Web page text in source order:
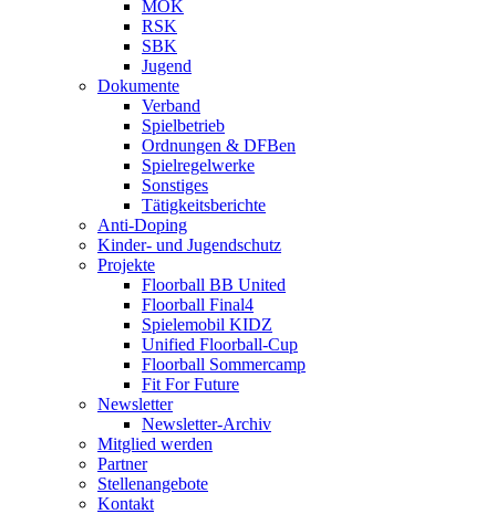
MÖK
RSK
SBK
Jugend
Dokumente
Verband
Spielbetrieb
Ordnungen & DFBen
Spielregelwerke
Sonstiges
Tätigkeitsberichte
Anti-Doping
Kinder- und Jugendschutz
Projekte
Floorball BB United
Floorball Final4
Spielemobil KIDZ
Unified Floorball-Cup
Floorball Sommercamp
Fit For Future
Newsletter
Newsletter-Archiv
Mitglied werden
Partner
Stellenangebote
Kontakt